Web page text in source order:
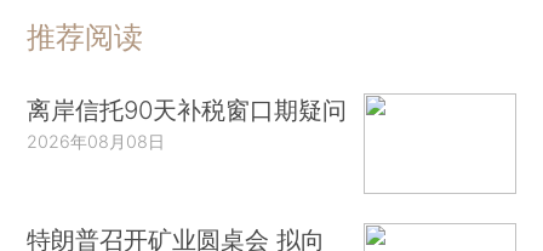
推荐阅读
离岸信托90天补税窗口期疑问
2026年08月08日
特朗普召开矿业圆桌会 拟向